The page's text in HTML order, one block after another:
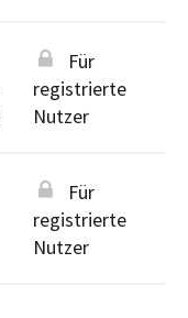
Für
registrierte
Nutzer
Für
registrierte
Nutzer